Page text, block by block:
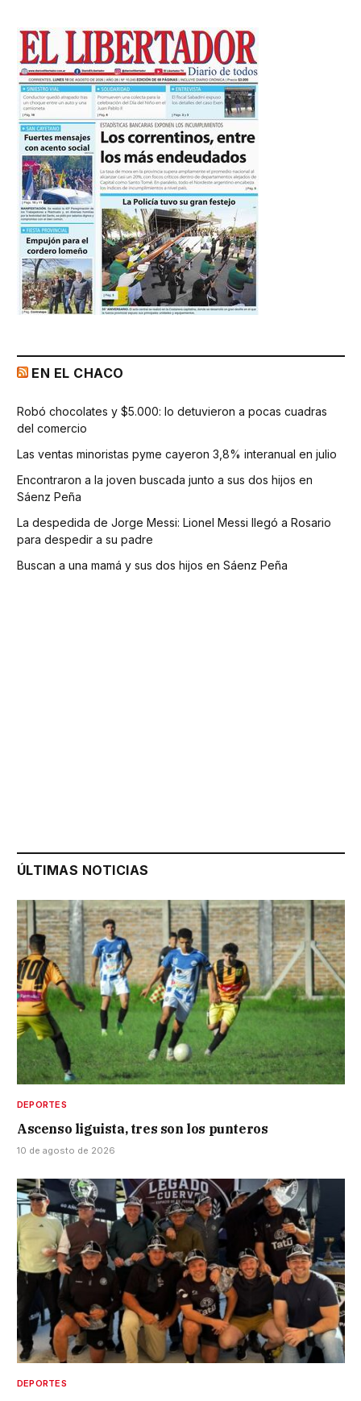
EN EL CHACO
Robó chocolates y $5.000: lo detuvieron a pocas cuadras
del comercio
Las ventas minoristas pyme cayeron 3,8% interanual en julio
Encontraron a la joven buscada junto a sus dos hijos en
Sáenz Peña
La despedida de Jorge Messi: Lionel Messi llegó a Rosario
para despedir a su padre
Buscan a una mamá y sus dos hijos en Sáenz Peña
ÚLTIMAS NOTICIAS
DEPORTES
Ascenso liguista, tres son los punteros
10 de agosto de 2026
DEPORTES